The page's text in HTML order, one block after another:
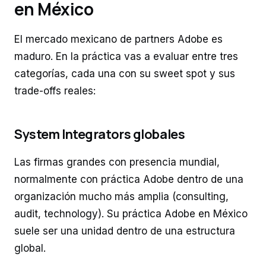
en México
El mercado mexicano de partners Adobe es
maduro. En la práctica vas a evaluar entre tres
categorías, cada una con su sweet spot y sus
trade-offs reales:
System Integrators globales
Las firmas grandes con presencia mundial,
normalmente con práctica Adobe dentro de una
organización mucho más amplia (consulting,
audit, technology). Su práctica Adobe en México
suele ser una unidad dentro de una estructura
global.